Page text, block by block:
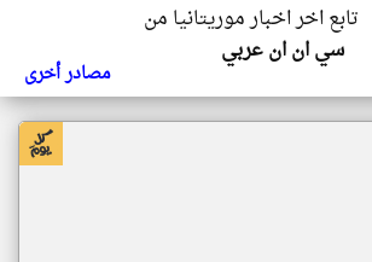
تابع اخر اخبار موريتانيا من
سي ان ان عربي
مصادر أخرى